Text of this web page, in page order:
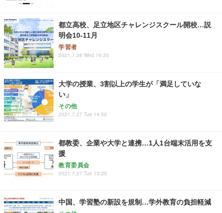
都立高校、足立地区チャレンジスクール開校…説
明会10-11月
学習者
2021.7.28 Wed 16:20
大学の授業、3割以上の学生が「満足していな
い」
その他
2021.7.27 Tue 14:50
都教委、企業や大学と連携…1人1台端末活用を支
援
教育委員会
2021.7.27 Tue 13:20
中国、学習塾の新設を規制…学外教育の負担軽減